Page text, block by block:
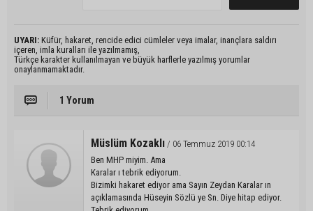
UYARI: Küfür, hakaret, rencide edici cümleler veya imalar, inançlara saldırı
içeren, imla kuralları ile yazılmamış,
Türkçe karakter kullanılmayan ve büyük harflerle yazılmış yorumlar
onaylanmamaktadır.
1 Yorum
Müslüm Kozaklı / 06 Temmuz 2019 00:14
Ben MHP miyim. Ama
Karalar ı tebrik ediyorum.
Bizimki hakaret ediyor ama Sayın Zeydan Karalar ın
açıklamasında Hüseyin Sözlü ye Sn. Diye hitap ediyor.